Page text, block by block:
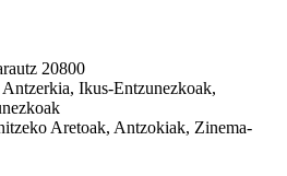
20800
Ikus-Entzunezkoak,
Aretoak, Antzokiak, Zinema-